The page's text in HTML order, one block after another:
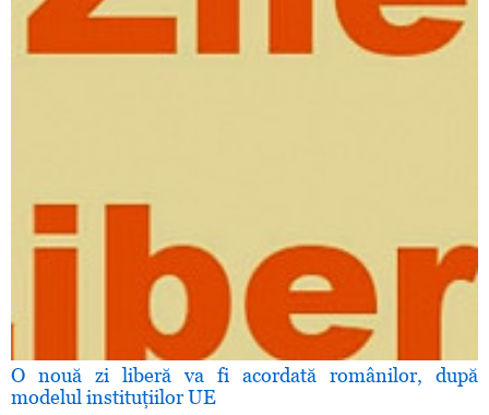
O nouă zi liberă va fi acordată românilor, după
modelul instituţiilor UE